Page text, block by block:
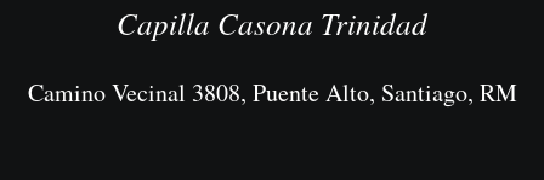
Capilla Casona Trinidad
Camino Vecinal 3808, Puente Alto, Santiago, RM